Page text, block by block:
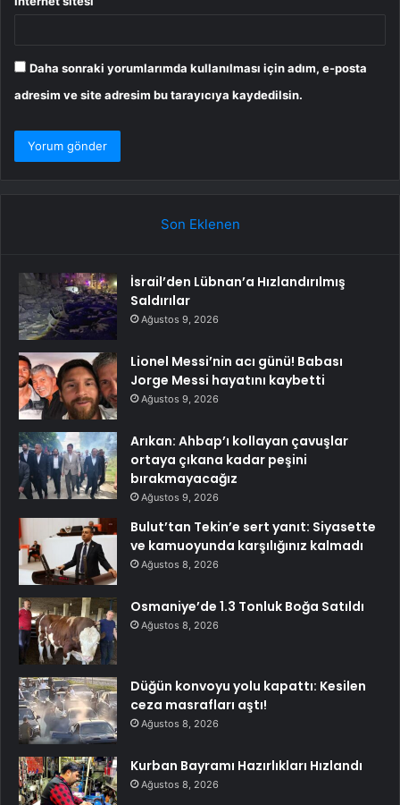
Daha sonraki yorumlarımda kullanılması için adım, e-posta
adresim ve site adresim bu tarayıcıya kaydedilsin.
Son Eklenen
İsrail’den Lübnan’a Hızlandırılmış
Saldırılar
Ağustos 9, 2026
Lionel Messi’nin acı günü! Babası
Jorge Messi hayatını kaybetti
Ağustos 9, 2026
Arıkan: Ahbap’ı kollayan çavuşlar
ortaya çıkana kadar peşini
bırakmayacağız
Ağustos 9, 2026
Bulut’tan Tekin’e sert yanıt: Siyasette
ve kamuoyunda karşılığınız kalmadı
Ağustos 8, 2026
Osmaniye’de 1.3 Tonluk Boğa Satıldı
Ağustos 8, 2026
Düğün konvoyu yolu kapattı: Kesilen
ceza masrafları aştı!
Ağustos 8, 2026
Kurban Bayramı Hazırlıkları Hızlandı
Ağustos 8, 2026